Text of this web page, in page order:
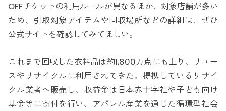
OFFチケットの利用ルールが異なるほか、対象店舗が多い
ため、引取対象アイテムや回収場所などの詳細は、ぜひ
公式サイトを確認してみてほしい。
これまで回収した衣料品は約1,800万点にも上り、リユー
スやリサイクルに利用されてきた。提携しているリサイ
クル業者へ販売し、収益金は日本赤十字社や子ども向け
基金等に寄付を行い、アパレル産業を通じた循環型社会